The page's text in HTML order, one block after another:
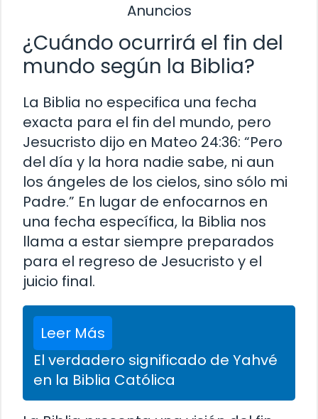
Anuncios
¿Cuándo ocurrirá el fin del
mundo según la Biblia?
La Biblia no especifica una fecha
exacta para el fin del mundo, pero
Jesucristo dijo en Mateo 24:36: “Pero
del día y la hora nadie sabe, ni aun
los ángeles de los cielos, sino sólo mi
Padre.” En lugar de enfocarnos en
una fecha específica, la Biblia nos
llama a estar siempre preparados
para el regreso de Jesucristo y el
juicio final.
Leer Más
El verdadero significado de Yahvé
en la Biblia Católica